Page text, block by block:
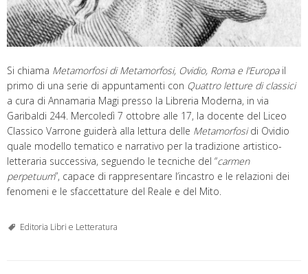
Si chiama Metamorfosi di Metamorfosi, Ovidio, Roma e l’Europail
primo di una serie di appuntamenti con Quattro letture di classici
a cura di Annamaria Magi presso la Libreria Moderna, in via
Garibaldi 244. Mercoledì 7 ottobre alle 17, la docente del Liceo
Classico Varrone guiderà alla lettura delle Metamorfosidi Ovidio
quale modello tematico e narrativo per la tradizione artistico-
letteraria successiva, seguendo le tecniche del “carmen
perpetuum”, capace di rappresentare l’incastro e le relazioni dei
fenomeni e le sfaccettature del Reale e del Mito.
Editoria Libri e Letteratura